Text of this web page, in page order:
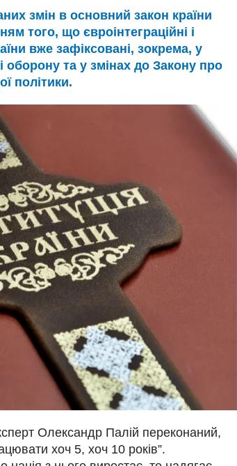
змін в основний закон країни
того, що євроінтеграційні і
вже зафіксовані, зокрема, у
оборону та у змінах до Закону про
політики.
Олександр Палій переконаний,
хоч 5, хоч 10 років”.